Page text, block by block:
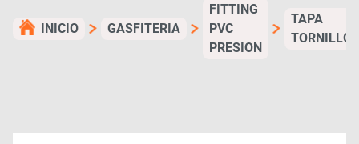
INICIO GASFITERIA
FITTING
PVC
PRESION
TAPA
TORNILLO